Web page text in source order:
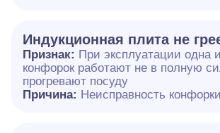
Индукционная плита не
Признак: При эксплуатации одна
конфорок работают не в полную
прогревают посуду
Причина: Неисправность конфорки